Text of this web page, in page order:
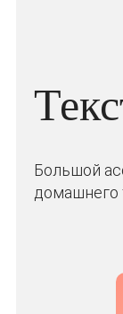
Большой
домашнего